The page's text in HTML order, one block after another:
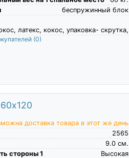
беспружинный блок
латекс, кокос, упаковка- скрутка,
(0)
доставка товара в этот же день
2565
см.
9.0
стороны 1
Высокая